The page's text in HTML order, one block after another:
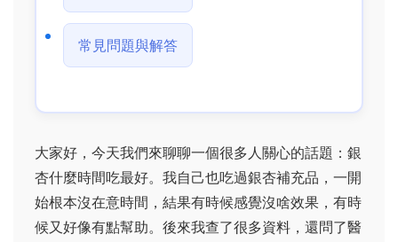
常見問題與解答
大家好，今天我們來聊聊一個很多人關心的話題：銀
杏什麼時間吃最好。我自己也吃過銀杏補充品，一開
始根本沒在意時間，結果有時候感覺沒啥效果，有時
候又好像有點幫助。後來我查了很多資料，還問了醫